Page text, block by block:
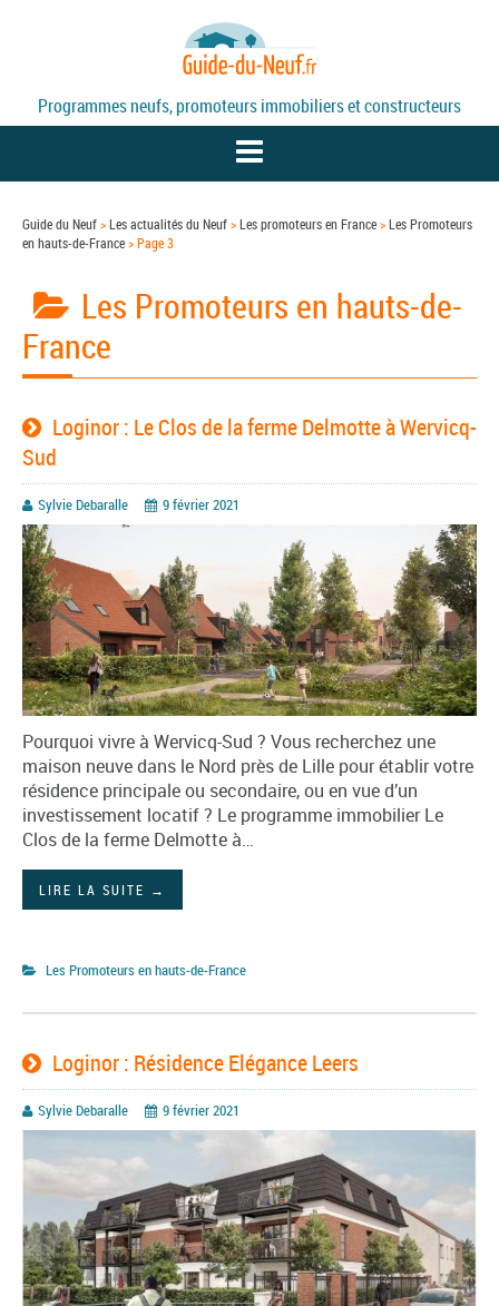
Programmes neufs, promoteurs immobiliers et constructeurs
PROMOTEURS
DÉFISCALISATION / LOI PINEL
ACTUALITÉS
Guide du Neuf>Les actualités du Neuf>Les promoteurs en France>Les Promoteurs
en hauts-de-France> Page 3
Les Promoteurs en hauts-de-
France
Loginor : Le Clos de la ferme Delmotte à Wervicq-
Sud
Sylvie Debaralle 9 février 2021
Pourquoi vivre à Wervicq-Sud ? Vous recherchez une
maison neuve dans le Nord près de Lille pour établir votre
résidence principale ou secondaire, ou en vue d’un
investissement locatif ? Le programme immobilier Le
Clos de la ferme Delmotte à…
LIRE LA SUITE →
Les Promoteurs en hauts-de-France
Loginor : Résidence Elégance Leers
Sylvie Debaralle 9 février 2021